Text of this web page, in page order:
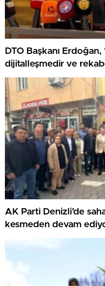
DTO Başkanı
dijitalleşmedir ve
olmuştur”
AK Parti Denizli’de
kesmeden devam